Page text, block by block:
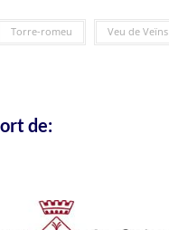
Torre-romeu Veu de Veïns
de: